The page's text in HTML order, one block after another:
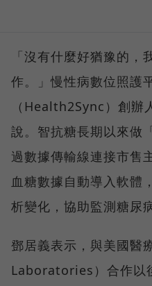
「沒有什麼好猶豫的，
作。」慢性病數位照護
（Health2Sync）創辦
說。智抗糖長期以來做
過數據傳輸線連接市售
血糖數據自動導入軟體
析變化，協助監測糖尿
鄧居義表示，與美國醫
Laboratories）合作以